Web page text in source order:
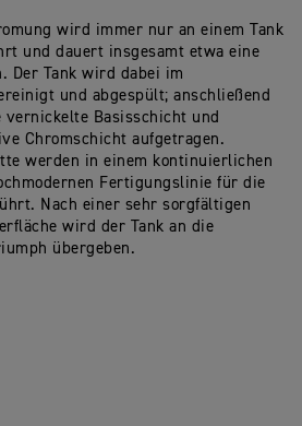
wird immer nur an einem Tank
und dauert insgesamt etwa eine
Der Tank wird dabei im
und abgespült; anschließend
vernickelte Basisschicht und
Chromschicht aufgetragen.
werden in einem kontinuierlichen
Fertigungslinie für die
Nach einer sehr sorgfältigen
wird der Tank an die
übergeben.